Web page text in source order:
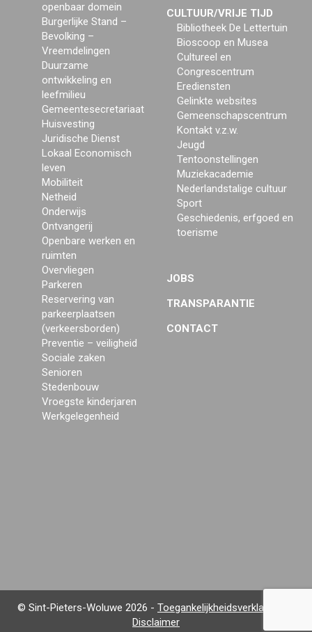
openbaar domein
Burgerlijke Stand –
Bevolking –
Vreemdelingen
Duurzame
ontwikkeling en
leefmilieu
Gemeentesecretariaat
Huisvesting
Juridische Dienst
Lokaal Economisch
leven
Mobiliteit
Netheid
Onderwijs
Ontvangerij
Openbare werken en
ruimten
Overvliegen
Parkeren
Reservering van
parkeerplaatsen
(verkeersborden)
Preventie – veiligheid
Sociale zaken
Senioren
Stedenbouw
Vroegste kinderjaren
Werkgelegenheid
CULTUUR/VRIJE TIJD
Bibliotheek De Lettertuin
Bioscoop en Musea
Cultureel en
Congrescentrum
Erediensten
Gelinkte websites
Gemeenschapscentrum
Kontakt v.z.w.
Jeugd
Tentoonstellingen
Muziekacademie
Nederlandstalige cultuur
Sport
Geschiedenis, erfgoed en
toerisme
JOBS
TRANSPARANTIE
CONTACT
© Sint-Pieters-Woluwe 2026 - Toegankelijkheidsverklaring en
Disclaimer